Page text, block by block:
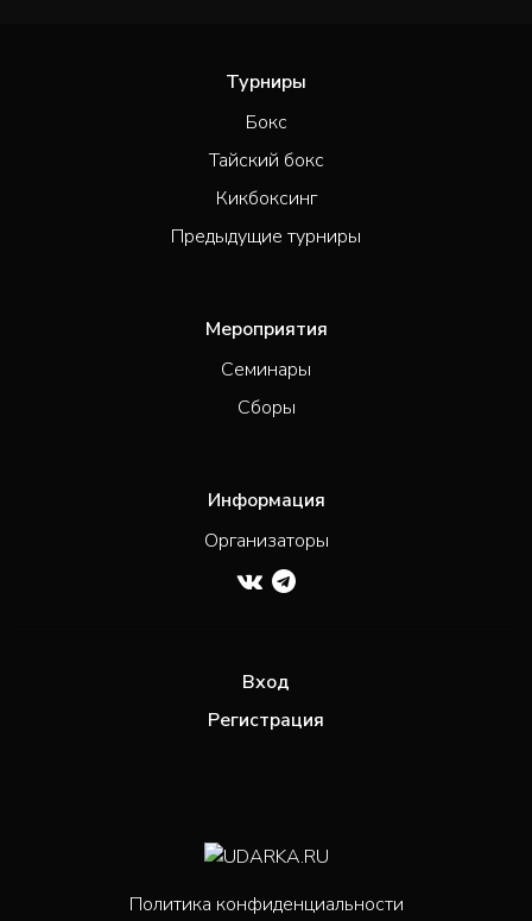
Турниры
Бокс
Тайский бокс
Кикбоксинг
Предыдущие турниры
Мероприятия
Семинары
Сборы
Информация
Организаторы
Вход
Регистрация
Политика конфиденциальности